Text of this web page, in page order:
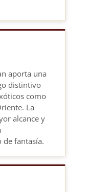
aporta una
distintivo
como
La
alcance y
de fantasía.